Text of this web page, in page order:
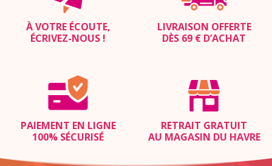
À VOTRE ÉCOUTE,
ÉCRIVEZ-NOUS !
LIVRAISON OFFERTE
DÈS 69 € D’ACHAT
PAIEMENT EN LIGNE
100% SÉCURISÉ
RETRAIT GRATUIT
AU MAGASIN DU HAVRE